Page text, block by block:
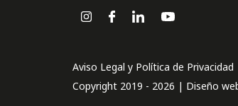
Aviso Legal y Política de Privacidad
Copyright 2019 - 2026 | Diseño